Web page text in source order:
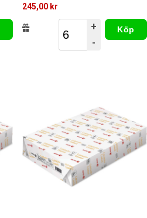
245,00 kr
+
-
Köp